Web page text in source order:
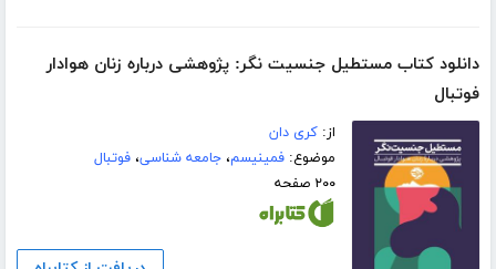
دانلود کتاب مستطیل جنسیت نگر: پژوهشی درباره زنان هوادار
فوتبال
از:کری دان
موضوع:فمینیسم،جامعه شناسی،فوتبال
۲۰۰ صفحه